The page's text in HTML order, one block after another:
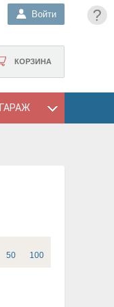
?
Войти
КОРЗИНА
ГАРАЖ
50 100